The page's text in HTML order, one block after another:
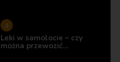
Leki w samolocie – czy
można przewozić…